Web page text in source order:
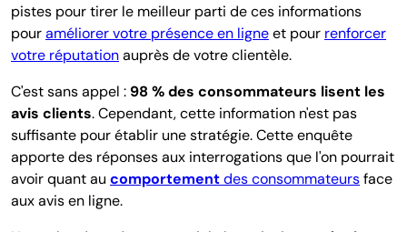
pistes pour tirer le meilleur parti de ces informations
pouraméliorer votre présence en ligneet pour renforcer
votre réputationauprès de votre clientèle.
C'est sans appel : 98 % des consommateurs lisent les
avis clients.Cependant, cette information n'est pas
suffisante pour établir une stratégie. Cette enquête
apporte des réponses aux interrogations que l'on pourrait
avoir quant au comportementdes consommateursface
aux avis en ligne.